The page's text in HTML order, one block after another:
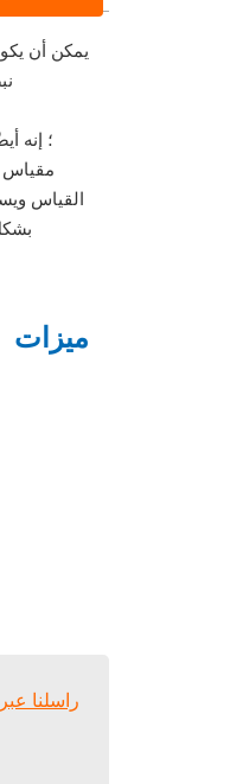
يمكن أن
مقياس
القياس
ميزات
راسلنا